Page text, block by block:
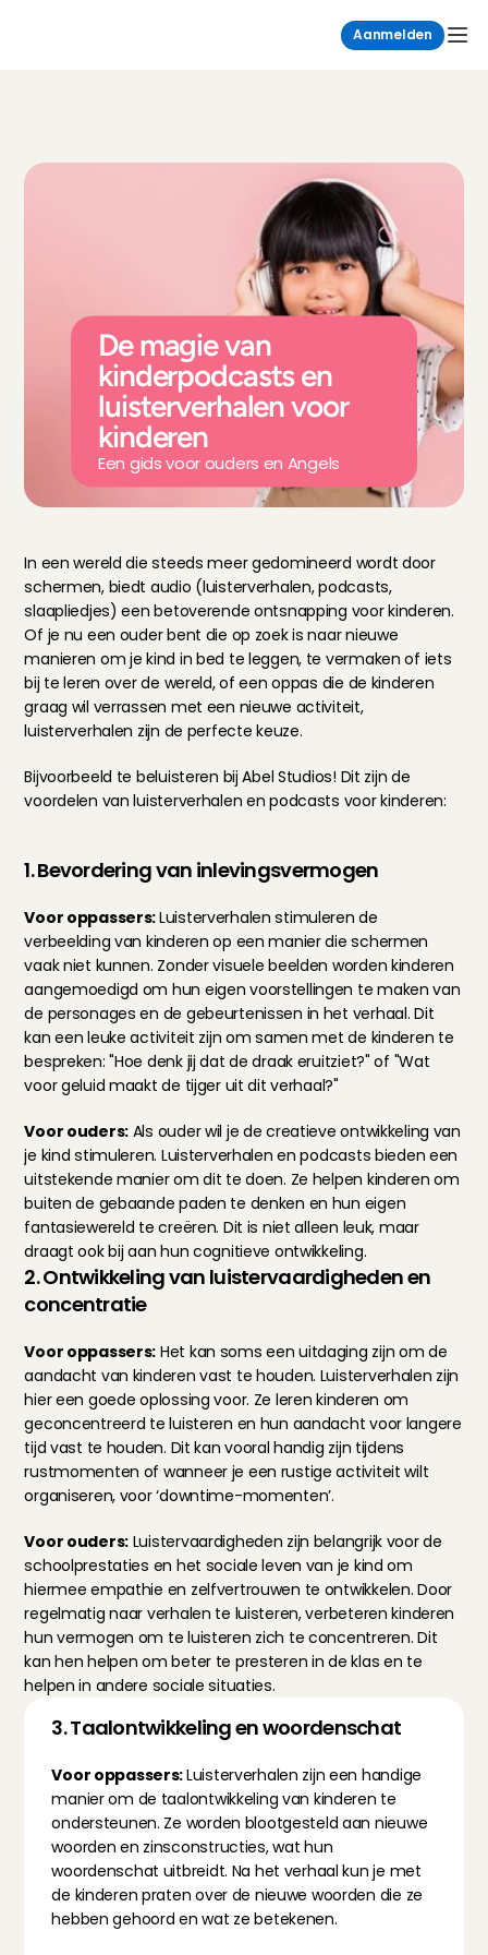
Aanmelden
De magie van
kinderpodcasts en
luisterverhalen voor
kinderen
Een gids voor ouders en Angels
In een wereld die steeds meer gedomineerd wordt door
schermen, biedt audio (luisterverhalen, podcasts,
slaapliedjes) een betoverende ontsnapping voor kinderen.
Of je nu een ouder bent die op zoek is naar nieuwe
manieren om je kind in bed te leggen, te vermaken of iets
bij te leren over de wereld, of een oppas die de kinderen
graag wil verrassen met een nieuwe activiteit,
luisterverhalen zijn de perfecte keuze.
Bijvoorbeeld te beluisteren bij Abel Studios! Dit zijn de
voordelen van luisterverhalen en podcasts voor kinderen:
1. Bevordering van inlevingsvermogen
Voor oppassers: Luisterverhalen stimuleren de
verbeelding van kinderen op een manier die schermen
vaak niet kunnen. Zonder visuele beelden worden kinderen
aangemoedigd om hun eigen voorstellingen te maken van
de personages en de gebeurtenissen in het verhaal. Dit
kan een leuke activiteit zijn om samen met de kinderen te
bespreken: "Hoe denk jij dat de draak eruitziet?" of "Wat
voor geluid maakt de tijger uit dit verhaal?"
Voor ouders: Als ouder wil je de creatieve ontwikkeling van
je kind stimuleren. Luisterverhalen en podcasts bieden een
uitstekende manier om dit te doen. Ze helpen kinderen om
buiten de gebaande paden te denken en hun eigen
fantasiewereld te creëren. Dit is niet alleen leuk, maar
draagt ook bij aan hun cognitieve ontwikkeling.
2. Ontwikkeling van luistervaardigheden en
concentratie
Voor oppassers: Het kan soms een uitdaging zijn om de
aandacht van kinderen vast te houden. Luisterverhalen zijn
hier een goede oplossing voor. Ze leren kinderen om
geconcentreerd te luisteren en hun aandacht voor langere
tijd vast te houden. Dit kan vooral handig zijn tijdens
rustmomenten of wanneer je een rustige activiteit wilt
organiseren, voor ‘downtime-momenten’.
Voor ouders: Luistervaardigheden zijn belangrijk voor de
schoolprestaties en het sociale leven van je kind om
hiermee empathie en zelfvertrouwen te ontwikkelen. Door
regelmatig naar verhalen te luisteren, verbeteren kinderen
hun vermogen om te luisteren zich te concentreren. Dit
kan hen helpen om beter te presteren in de klas en te
helpen in andere sociale situaties.
3. Taalontwikkeling en woordenschat
Voor oppassers: Luisterverhalen zijn een handige
manier om de taalontwikkeling van kinderen te
ondersteunen. Ze worden blootgesteld aan nieuwe
woorden en zinsconstructies, wat hun
woordenschat uitbreidt. Na het verhaal kun je met
de kinderen praten over de nieuwe woorden die ze
hebben gehoord en wat ze betekenen.